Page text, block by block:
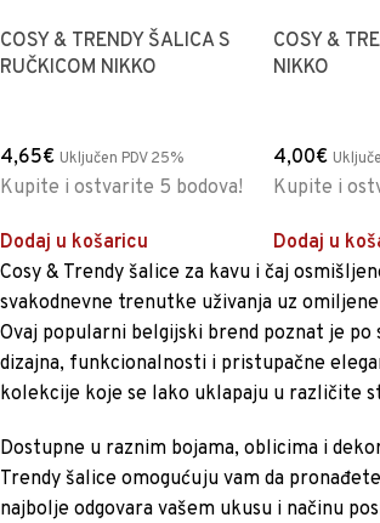
COSY & TRENDY ŠALICA S
RUČKICOM NIKKO
4,65€ Uključen PDV 25%
Kupite i ostvarite 5 bodova!
Dodaj u košaricu
COSY &
NIKKO
4,00€
Kupite i
Dodaj u
Cosy & Trendy šalice za kavu i čaj
svakodnevne trenutke uživanja uz
Ovaj popularni belgijski brend poznat je po
dizajna, funkcionalnosti i pristupačne
kolekcije koje se lako uklapaju u različite
Dostupne u raznim bojama, oblicima i
Trendy šalice omogućuju vam da
najbolje odgovara vašem ukusu i načinu